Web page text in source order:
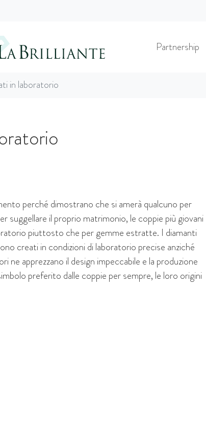
Partnership
in laboratorio
perché dimostrano che si amerà qualcuno per
suggellare il proprio matrimonio, le coppie più giovani
piuttosto che per gemme estratte. I diamanti
creati in condizioni di laboratorio precise anziché
apprezzano il design impeccabile e la produzione
preferito dalle coppie per sempre, le loro origini